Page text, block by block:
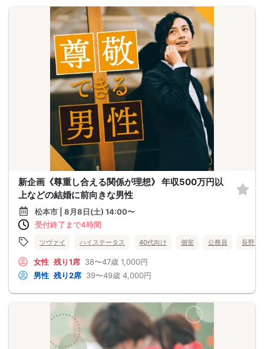
新企画《尊重し合える関係が理想》 年収500万円以
上などの結婚に前向きな男性
松本市 | 8月8日(土) 14:00〜
受付終了まで4時間
ツヴァイ ハイステータス 40代向け 個室 公務員 長野県
女性 残り1席 38〜47歳 1,000円
男性 残り2席 39〜49歳 4,000円